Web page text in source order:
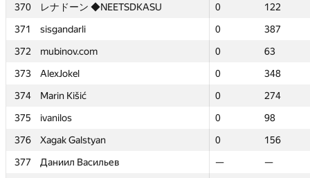
370
レナドーン ◆NEETSDKASU 0
122
371
sisgandarli 0
387
372
mubinov.com 0
63
373
AlexJokel 0
348
374
Marin Kišić 0
274
375
ivanilos 0
98
376
Xagak Galstyan 0
156
377
Даниил Васильев —
—
370
レナドーン ◆NEETSDKASU 0
122
371
sisgandarli 0
387
372
mubinov.com 0
63
373
AlexJokel 0
348
374
Marin Kišić 0
274
375
ivanilos 0
98
376
Xagak Galstyan 0
156
377
Даниил Васильев —
—